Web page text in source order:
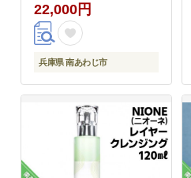
22,000円
兵庫県 南あわじ市